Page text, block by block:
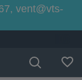
vent@vts-